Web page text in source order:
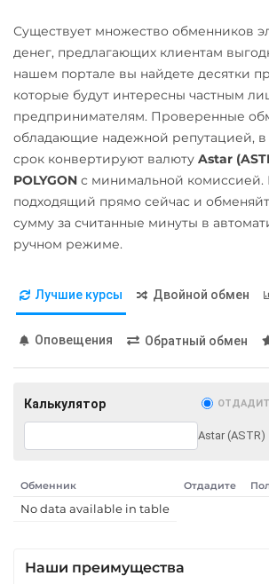
Существует множество обменников
денег, предлагающих клиентам
нашем портале вы найдете десятки
которые будут интересны частным
предпринимателям. Проверенные
обладающие надежной репутацией,
срок конвертируют валюту Astar
POLYGON с минимальной комиссией.
подходящий прямо сейчас и
сумму за считанные минуты в
ручном режиме.
Лучшие курсы Двойной обмен
Оповещения Обратный обмен
Калькулятор
Astar (ASTR)
Обменник Отдадите
No data available in table
Наши преимущества